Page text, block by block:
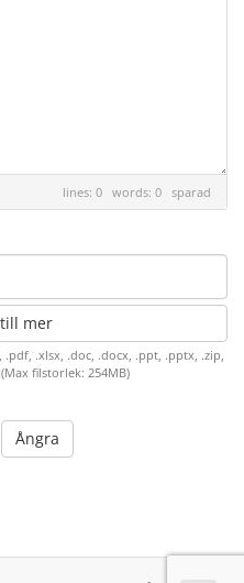
lines: 0 words: 0 sparad
mer
.xlsx, .doc, .docx, .ppt, .pptx, .zip,
filstorlek: 254MB)
Ångra